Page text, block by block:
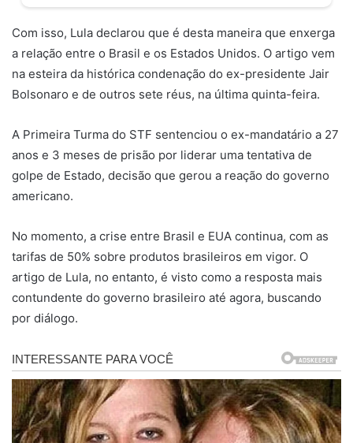
Com isso, Lula declarou que é desta maneira que enxerga
a relação entre o Brasil e os Estados Unidos. O artigo vem
na esteira da histórica condenação do ex-presidente Jair
Bolsonaro e de outros sete réus, na última quinta-feira.
A Primeira Turma do STF sentenciou o ex-mandatário a 27
anos e 3 meses de prisão por liderar uma tentativa de
golpe de Estado, decisão que gerou a reação do governo
americano.
No momento, a crise entre Brasil e EUA continua, com as
tarifas de 50% sobre produtos brasileiros em vigor. O
artigo de Lula, no entanto, é visto como a resposta mais
contundente do governo brasileiro até agora, buscando
por diálogo.